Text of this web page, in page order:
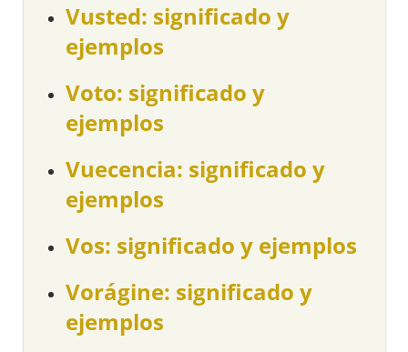
Vusted: significado y
ejemplos
Voto: significado y
ejemplos
Vuecencia: significado y
ejemplos
Vos: significado y ejemplos
Vorágine: significado y
ejemplos